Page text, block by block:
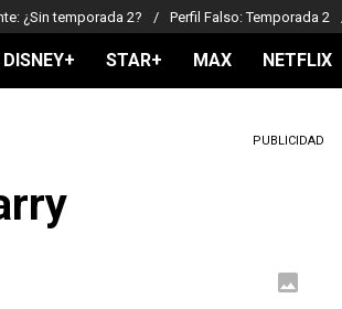
¿Sin temporada 2? Perfil Falso: Temporada 2
DISNEY+ STAR+ MAX NETFLIX
PUBLICIDAD